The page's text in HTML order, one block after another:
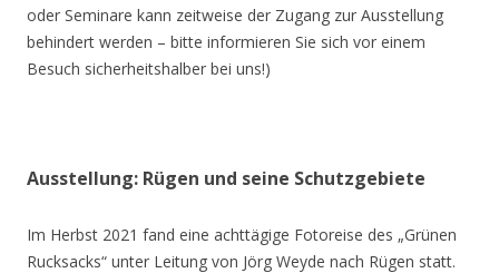
oder Seminare kann zeitweise der Zugang zur Ausstellung
behindert werden – bitte informieren Sie sich vor einem
Besuch sicherheitshalber bei uns!)
Ausstellung: Rügen und seine Schutzgebiete
Im Herbst 2021 fand eine achttägige Fotoreise des „Grünen
Rucksacks“ unter Leitung von Jörg Weyde nach Rügen statt.